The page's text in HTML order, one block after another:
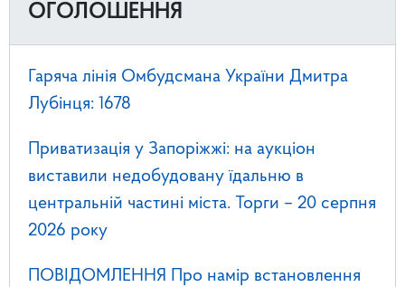
ОГОЛОШЕННЯ
Гаряча лінія Омбудсмана України Дмитра
Лубінця: 1678
Приватизація у Запоріжжі: на аукціон
виставили недобудовану їдальню в
центральній частині міста. Торги – 20 серпня
2026 року
ПОВІДОМЛЕННЯ Про намір встановлення